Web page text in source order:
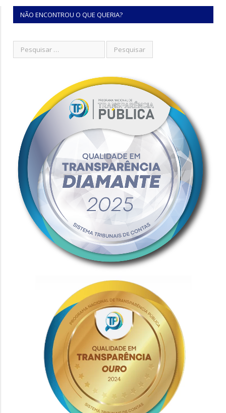
NÃO ENCONTROU O QUE QUERIA?